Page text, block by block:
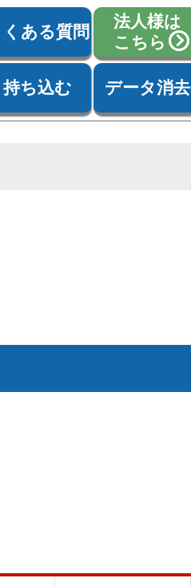
くある質問
法人様は
こちら
持ち込む データ消去